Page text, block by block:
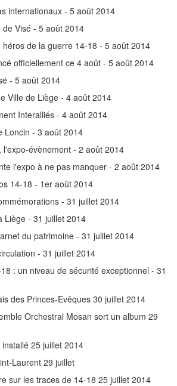
internationaux - 5 août 2014
Visé - 5 août 2014
de la guerre 14-18 - 5 août 2014
officiellement ce 4 août - 5 août 2014
- 5 août 2014
Ville de Liège - 4 août 2014
Interalliés - 4 août 2014
Loncin - 3 août 2014
évènement - 2 août 2014
l'expo à ne pas manquer - 2 août 2014
14-18 - 1er août 2014
- 31 juillet 2014
Liège - 31 juillet 2014
du patrimoine - 31 juillet 2014
- 31 juillet 2014
: un niveau de sécurité exceptionnel - 31
des Princes-Evêques 30 juillet 2014
Orchestral Mosan sort un album 29
25 juillet 2014
Laurent 29 juillet
sur les traces de 14-18 25 juillet 2014